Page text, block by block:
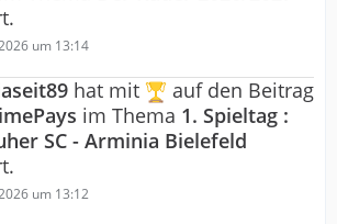
um 13:14
hat mit
auf den Beitrag
im Thema 1. Spieltag :
SC - Arminia Bielefeld
um 13:12